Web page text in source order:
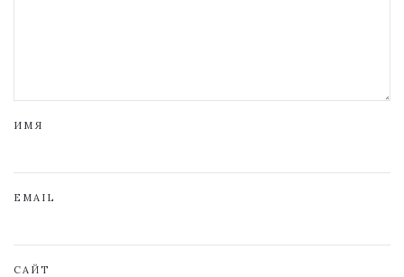
ИМЯ
EMAIL
САЙТ